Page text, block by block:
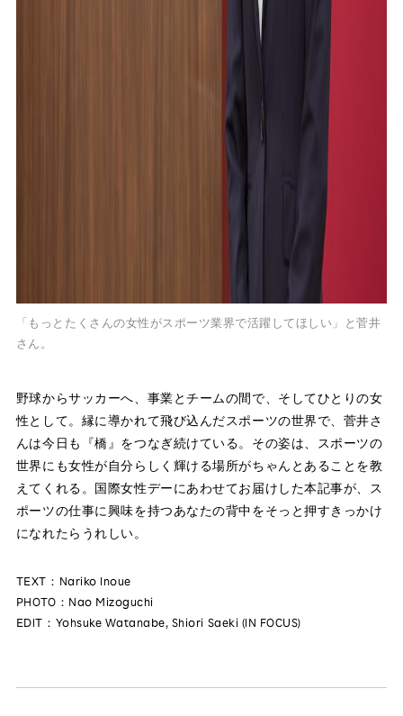
「もっとたくさんの女性がスポーツ業界で活躍してほしい」と菅井
さん。
野球からサッカーへ、事業とチームの間で、そしてひとりの女
性として。縁に導かれて飛び込んだスポーツの世界で、菅井さ
んは今日も『橋』をつなぎ続けている。その姿は、スポーツの
世界にも女性が自分らしく輝ける場所がちゃんとあることを教
えてくれる。国際女性デーにあわせてお届けした本記事が、ス
ポーツの仕事に興味を持つあなたの背中をそっと押すきっかけ
になれたらうれしい。
TEXT：Nariko Inoue
PHOTO：Nao Mizoguchi
EDIT：Yohsuke Watanabe, Shiori Saeki (IN FOCUS)